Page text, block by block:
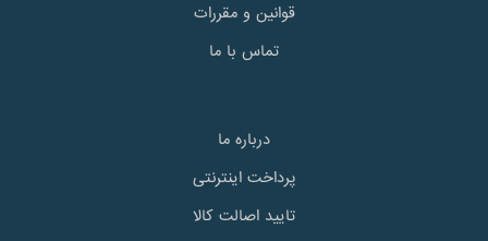
قوانین و مقررات
تماس با ما
درباره ما
پرداخت اینترنتی
تایید اصالت کالا